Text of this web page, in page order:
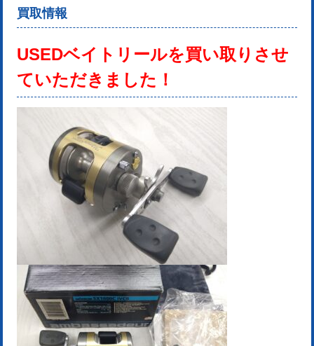
買取情報
USEDベイトリールを買い取りさせ
ていただきました！